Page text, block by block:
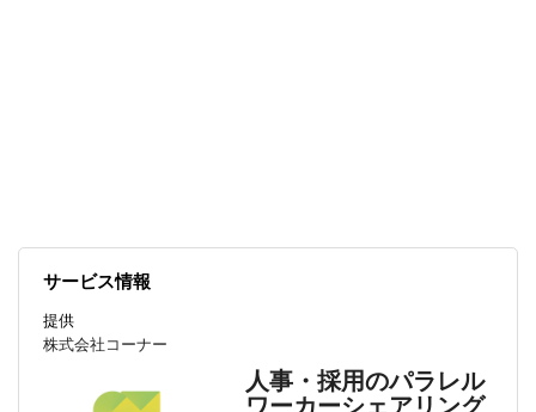
サービス情報
提供
株式会社コーナー
人事・採用のパラレル
ワーカーシェアリング